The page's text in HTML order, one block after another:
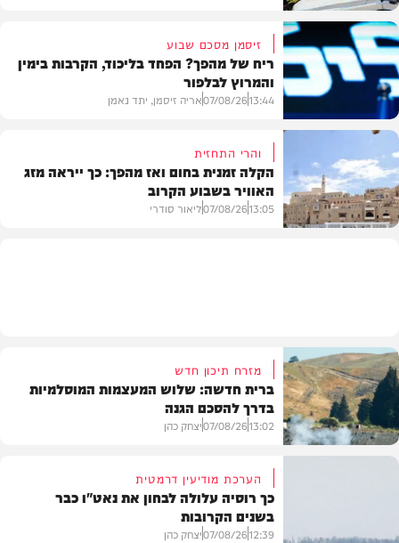
בארץ
פוליטי
זיסמן מסכם שבוע
ריח של מהפך? הפחד בליכוד, הקרבות בימין
והמרוץ לבלפור
13:44
07/08/26אריה זיסמן, יתד נאמן
והרי התחזית
הקלה זמנית בחום ואז מהפך: כך ייראה מזג
האוויר בשבוע הקרוב
13:05
07/08/26ליאור סודרי
מזרח תיכון חדש
ברית חדשה: שלוש המעצמות המוסלמיות
בדרך להסכם הגנה
13:02
07/08/26יצחק כהן
הערכת מודיעין דרמטית
כך רוסיה עלולה לבחון את נאט"ו כבר
בשנים הקרובות
12:39
07/08/26יצחק כהן